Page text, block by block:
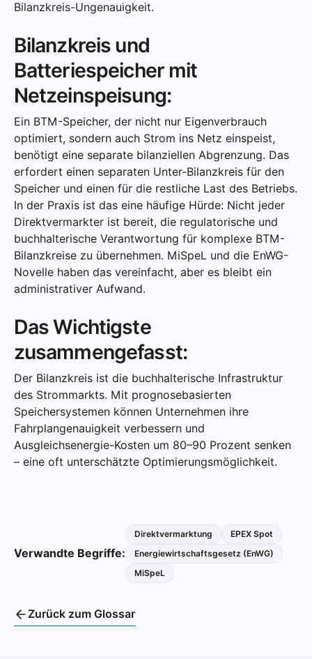
Bilanzkreis-Ungenauigkeit.
Bilanzkreis und
Batteriespeicher mit
Netzeinspeisung:
Ein BTM-Speicher, der nicht nur Eigenverbrauch
optimiert, sondern auch Strom ins Netz einspeist,
benötigt eine separate bilanziellen Abgrenzung. Das
erfordert einen separaten Unter-Bilanzkreis für den
Speicher und einen für die restliche Last des Betriebs.
In der Praxis ist das eine häufige Hürde: Nicht jeder
Direktvermarkter ist bereit, die regulatorische und
buchhalterische Verantwortung für komplexe BTM-
Bilanzkreise zu übernehmen. MiSpeL und die EnWG-
Novelle haben das vereinfacht, aber es bleibt ein
administrativer Aufwand.
Das Wichtigste
zusammengefasst:
Der Bilanzkreis ist die buchhalterische Infrastruktur
des Strommarkts. Mit prognosebasierten
Speichersystemen können Unternehmen ihre
Fahrplangenauigkeit verbessern und
Ausgleichsenergie-Kosten um 80–90 Prozent senken
– eine oft unterschätzte Optimierungsmöglichkeit.
Verwandte Begriffe:
Direktvermarktung
EPEX Spot
Energiewirtschaftsgesetz (EnWG)
MiSpeL
Zurück zum Glossar